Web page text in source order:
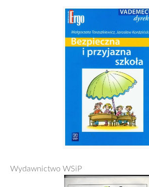
Wydawnictwo WSiP